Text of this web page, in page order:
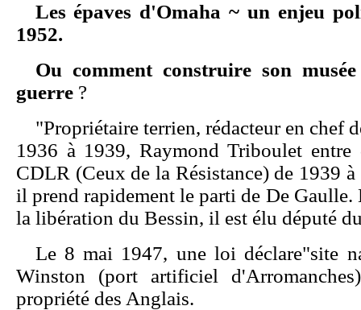
Les épaves d'Omaha ~ un enjeu
1952.
Ou comment construire son
guerre ?
"Propriétaire terrien, rédacteur en chef
1936 à 1939, Raymond Triboulet entre
CDLR (Ceux de la Résistance) de 1939
il prend rapidement le parti de De Gaulle.
la libération du Bessin, il est élu député
Le 8 mai 1947, une loi déclare"site
Winston (port artificiel
propriété des Anglais.